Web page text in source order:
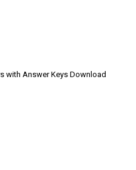
with Answer Keys Download